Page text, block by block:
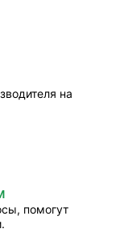
на
помогут